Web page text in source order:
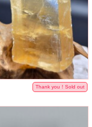
Thank you！Sold out